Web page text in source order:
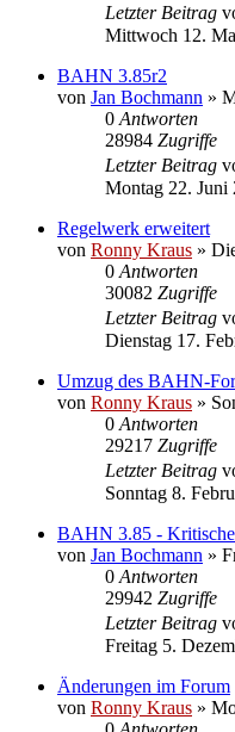
Letzter Beitrag
Mittwoch 12.
BAHN 3.85r2
von Jan Bochmann »
0 Antworten
28984 Zugriffe
Letzter Beitrag
Montag 22. Juni
Regelwerk erweitert
von Ronny Kraus »
0 Antworten
30082 Zugriffe
Letzter Beitrag
Dienstag 17.
Umzug des BAHN-
von Ronny Kraus »
0 Antworten
29217 Zugriffe
Letzter Beitrag
Sonntag 8.
BAHN 3.85 -
von Jan Bochmann »
0 Antworten
29942 Zugriffe
Letzter Beitrag
Freitag 5.
Änderungen im Forum
von Ronny Kraus »